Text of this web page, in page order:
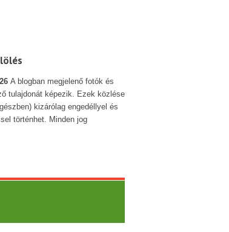
A blogban megjelenő fotók és
tulajdonát képezik. Ezek közlése
kizárólag engedéllyel és
történhet. Minden jog